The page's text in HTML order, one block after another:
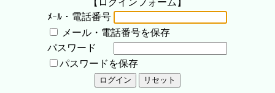
【ログインフォーム】
ﾒｰﾙ・電話番号
メール・電話番号を保存
パスワード
パスワードを保存